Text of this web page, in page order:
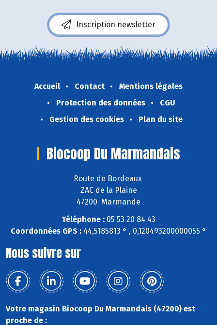
Inscription newsletter
Accueil Contact
Mentions légales
Protection des données
CGU
Gestion des cookies
Plan du site
Biocoop Du Marmandais
Route de Bordeaux
ZAC de la Plaine
47200 Marmande
Téléphone : 05 53 20 84 43
Coordonnées GPS : 44,5185813 ° , 0,120493200000055 °
Nous suivre sur
Votre magasin Biocoop Du Marmandais (47200) est
proche de :